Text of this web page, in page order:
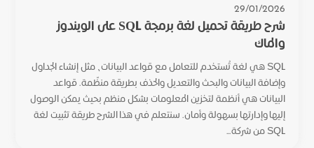
29/01/2026
شرح طريقة تحميل لغة برمجة SQL على الويندوز
والماك
SQL هي لغة تُستخدم للتعامل مع قواعد البيانات، مثل إنشاء الجداول
وإضافة البيانات والبحث والتعديل والحذف بطريقة منظّمة. قواعد
البيانات هي أنظمة لتخزين المعلومات بشكل منظم بحيث يمكن الوصول
إليها وإدارتها بسهولة وأمان. سنتعلم في هذا الشرح طريقة تثبيت لغة
SQL من شركة...